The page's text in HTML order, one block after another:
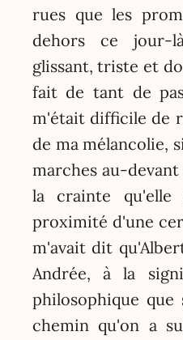
rues que les
dehors ce jour-
glissant, triste et
fait de tant de
m'était difficile de
de ma mélancolie,
marches au-
la crainte
proximité d'une
m'avait dit
Andrée, à la
philosophique
chemin qu'on a